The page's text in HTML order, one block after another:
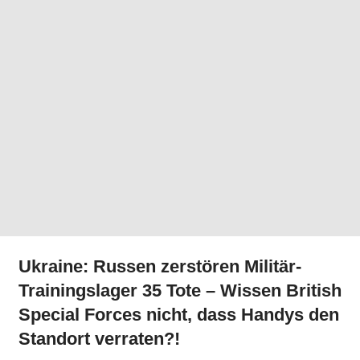
Ukraine: Russen zerstören Militär-
Trainingslager 35 Tote – Wissen British
Special Forces nicht, dass Handys den
Standort verraten?!